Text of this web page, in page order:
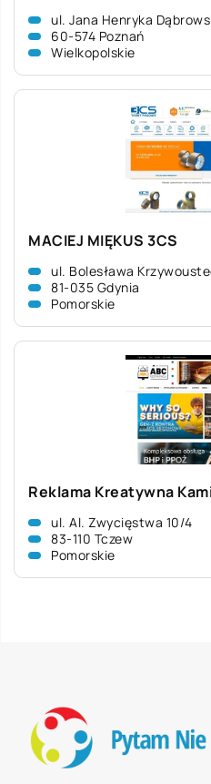
ul. Jana Henryka
60-574 Poznań
Wielkopolskie
MACIEJ MIĘKUS 3CS
ul. Bolesława
81-035 Gdynia
Pomorskie
Reklama Kreatywna
ul. Al. Zwycięstwa 10/4
83-110 Tczew
Pomorskie